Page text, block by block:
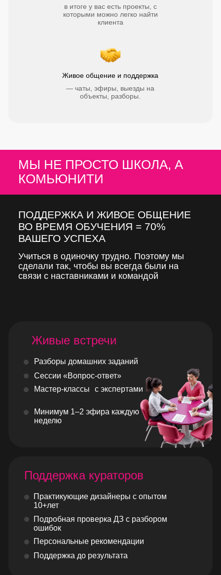
в итоге у вас есть проекты, с
которыми можно легко найти
клиента
Живое общение и поддержка
— чаты, эфиры, выезды на
объекты, разборы.
МЫ НЕ ПРОСТО ШКОЛА, А
КОМЬЮНИТИ
ПОДДЕРЖКА И ЖИВОЕ ОБЩЕНИЕ
ВО ВРЕМЯ ОБУЧЕНИЯ = 70%
ВАШЕГО УСПЕХА
Учиться в одиночку трудно. Поэтому мы
сделали так, чтобы вы всегда были на
связи с наставниками и командой
Поддержка кураторов
Практикующие дизайнеры с опытом
10+лет
Подробная проверка ДЗ с разбором
ошибок
Поддержка до результата
Персональные рекомендации
Живые встречи
Разборы домашних заданий
Сессии «Вопрос-ответ»
Мастер-классы с экспертами
Минимум 1–2 эфира каждую
неделю